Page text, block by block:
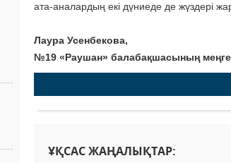
ата-аналардың екі дүниеде де жүздері
Лаура Усенбекова,
№19 «Раушан» балабақшасының
ҰҚСАС ЖАҢАЛЫҚТАР: